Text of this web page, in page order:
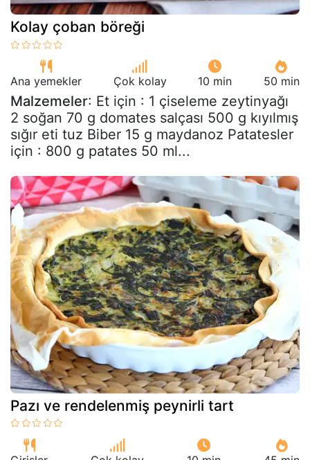
Kolay çoban böreği
Ana yemekler Çok kolay 10 min 50 min
Malzemeler: Et için : 1 çiseleme zeytinyağı
2 soğan 70 g domates salçası 500 g kıyılmış
sığır eti tuz Biber 15 g maydanoz Patatesler
için : 800 g patates 50 ml...
Pazı ve rendelenmiş peynirli tart